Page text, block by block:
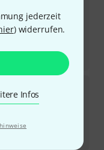
jederzeit
) widerrufen.
Infos
4